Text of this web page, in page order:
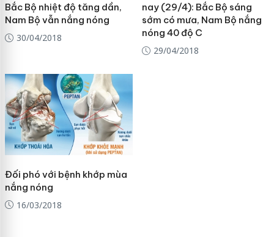
Bắc Bộ nhiệt độ tăng dần,
Nam Bộ vẫn nắng nóng
30/04/2018
nay (29/4): Bắc Bộ sáng
sớm có mưa, Nam Bộ nắng
nóng 40 độ C
29/04/2018
Đối phó với bệnh khớp mùa
nắng nóng
16/03/2018